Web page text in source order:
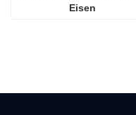
Eisen